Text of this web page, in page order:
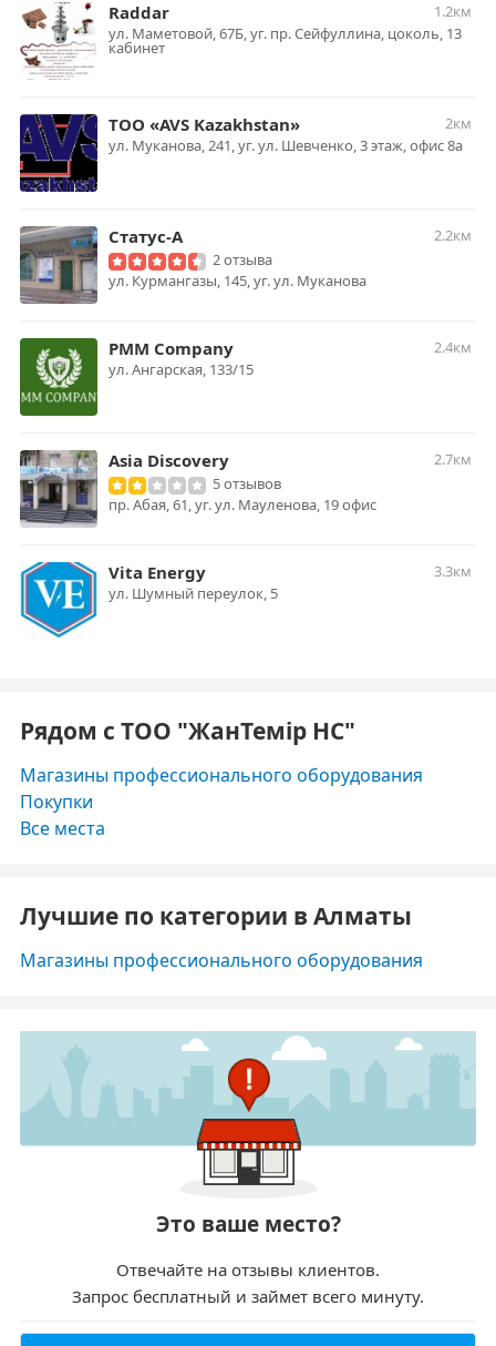
Raddar
1.2км
ул. Маметовой, 67Б, уг. пр. Сейфуллина, цоколь, 13
кабинет
ТОО «AVS Kazakhstan»
2км
ул. Муканова, 241, уг. ул. Шевченко, 3 этаж, офис 8а
Статус-А
2.2км
2 отзыва
ул. Курмангазы, 145, уг. ул. Муканова
PMM Company
2.4км
ул. Ангарская, 133/15
Asia Discovery
2.7км
5 отзывов
пр. Абая, 61, уг. ул. Мауленова, 19 офис
Vita Energy
3.3км
ул. Шумный переулок, 5
Рядом с ТОО "ЖанТемiр НС"
Магазины профессионального оборудования
Покупки
Все места
Лучшие по категории в Алматы
Магазины профессионального оборудования
Это ваше место?
Отвечайте на отзывы клиентов.
Запрос бесплатный и займет всего минуту.